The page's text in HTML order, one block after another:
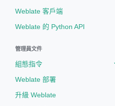
Weblate 客戶端
Weblate 的 Python API
管理員文件
組態指令
Weblate 部署
升級 Weblate